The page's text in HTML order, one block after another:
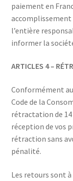
paiement en
accomplissement
l’entière
informer la
ARTICLES 4 –
Conformément
Code de la
rétractation de
réception de vos
rétraction sans
pénalité.
Les retours sont